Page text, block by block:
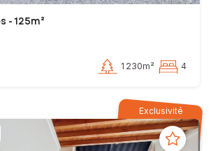
visibilité accrue de votre bien,
accompagnement jusqu'à la signature de
lucide du marché immobilier.
- 125m²
1 230m² 4
Exclusivité